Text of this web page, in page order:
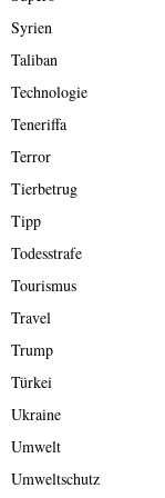
Syrien
Taliban
Technologie
Teneriffa
Terror
Tierbetrug
Tipp
Todesstrafe
Tourismus
Travel
Trump
Türkei
Ukraine
Umwelt
Umweltschutz